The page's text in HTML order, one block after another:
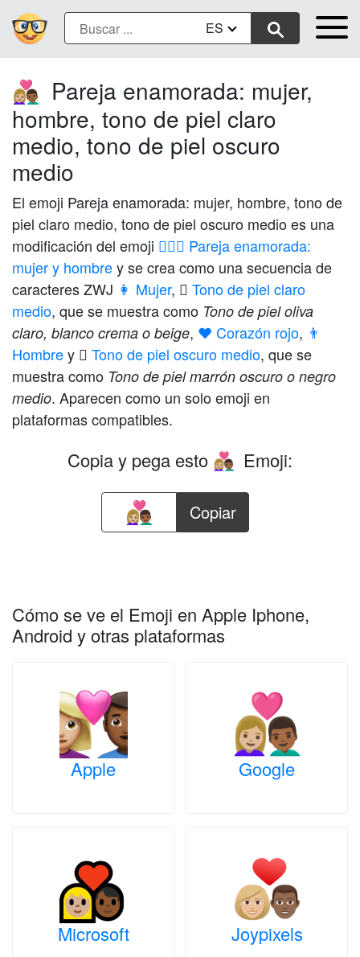
ES
👩🏼‍❤️‍👨🏾 Pareja enamorada: mujer,
hombre, tono de piel claro
medio, tono de piel oscuro
medio
El emoji Pareja enamorada: mujer, hombre, tono de
piel claro medio, tono de piel oscuro medio es una
modificación del emoji 👩‍❤️‍👨 Pareja enamorada:
mujer y hombrey se crea como una secuencia de
caracteres ZWJ 👩 Mujer, 🏼 Tono de piel claro
medio, que se muestra como Tono de piel oliva
claro, blanco crema o beige, ❤️ Corazón rojo, 👨
Hombrey 🏾 Tono de piel oscuro medio, que se
muestra como Tono de piel marrón oscuro o negro
medio. Aparecen como un solo emoji en
plataformas compatibles.
Copia y pega esto 👩🏼‍❤️‍👨🏾 Emoji:
Copiar
Cómo se ve el Emoji en Apple Iphone,
Android y otras plataformas
Apple Google
Microsoft Joypixels